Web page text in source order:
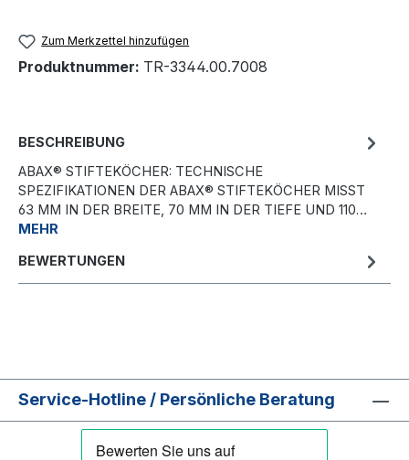
Zum Merkzettel hinzufügen
Produktnummer: TR-3344.00.7008
BESCHREIBUNG
ABAX® STIFTEKÖCHER: TECHNISCHE
SPEZIFIKATIONEN DER ABAX® STIFTEKÖCHER MISST
63 MM IN DER BREITE, 70 MM IN DER TIEFE UND 110…
MEHR
BEWERTUNGEN
Service-Hotline / Persönliche Beratung